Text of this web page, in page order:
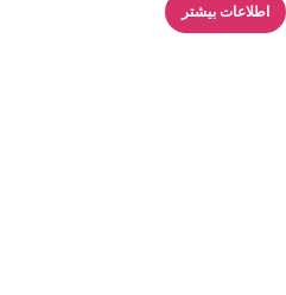
اطلاعات بیشتر